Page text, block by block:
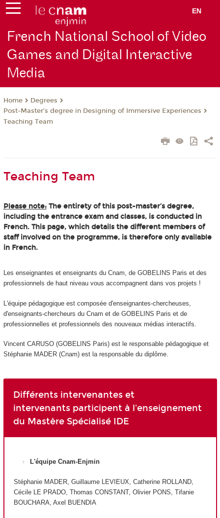
EN
French National School of Video
Games and Digital Interactive
Media
Home
Degrees
Post-Master’s degree in Designing of Immersive Experiences
Teaching Team
Teaching Team
Please note:The entirety of this post-master’s degree,
including the entrance exam and classes, is conducted in
French. This page, which details the different members of
staff involved on the programme, is therefore only available
in French.
Les enseignantes et enseignants du Cnam, de GOBELINS Paris et des
professionnels de haut niveau vous accompagnent dans vos projets !
L'équipe pédagogique est composée d'enseignantes-chercheuses,
d'enseignants-chercheurs du Cnam et de GOBELINS Paris et de
professionnelles et professionnels des nouveaux médias interactifs.
Vincent CARUSO (GOBELINS Paris) est le responsable pédagogique et
Stéphanie MADER (Cnam) est la responsable du diplôme.
Différents intervenantes et
intervenants participent à l'enseignement
du Mastère Spécialisé IDE
L'équipe Cnam-Enjmin
Stéphanie MADER, Guillaume LEVIEUX, Catherine ROLLAND,
Cécile LE PRADO, Thomas CONSTANT, Olivier PONS, Tifanie
BOUCHARA, Axel BUENDIA